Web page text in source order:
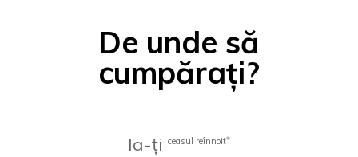
De unde să
cumpărați?
Ia-ți ceasul reînnoit®